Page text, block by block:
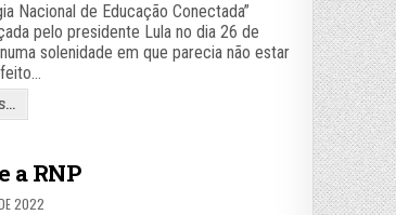
Nacional de Educação Conectada”
pelo presidente Lula no dia 26 de
solenidade em que parecia não estar
a RNP
2022